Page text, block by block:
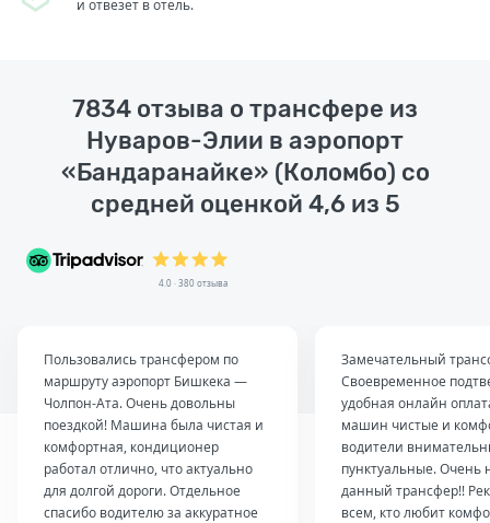
и отвезет в отель.
7834 отзыва о трансфере из
Нуваров-Элии в аэропорт
«Бандаранайке» (Коломбо) со
средней оценкой 4,6 из 5
4.0 · 380 отзыва
Пользовались трансфером по
маршруту аэропорт Бишкека —
Чолпон-Ата. Очень довольны
поездкой! Машина была чистая и
комфортная, кондиционер
работал отлично, что актуально
для долгой дороги. Отдельное
спасибо водителю за аккуратное
Замечательный
Своевременное
удобная онлайн
машин чистые и
водители
пунктуальные. Очень
данный трансфер!!
всем, кто любит